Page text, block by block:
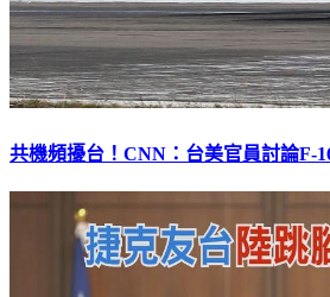
共機頻擾台！CNN：台美官員討論F-